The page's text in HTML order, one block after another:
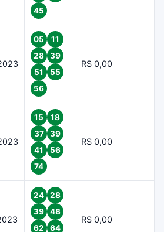
45
05
11
28
39
51
55
56
R$ 0,00
15
18
37
39
41
56
74
R$ 0,00
24
28
39
48
62
64
R$ 0,00